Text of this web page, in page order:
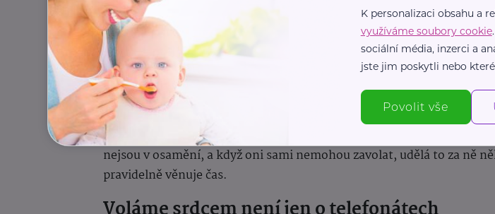
v dnešní uspěchané době je to pro ně velká pomoc a klid v duši,
mohou se spolehnout, že jejich blízcí mají pravidelný kontakt s
věnuje čas a pozornost.
Naši klienti často říkají, že se na hovory těší, protože jim dávají
připomínají, že na ně někdo myslí. Pro rodiny je to naopak úleva vědí,
nejsou v osamění, a když oni sami nemohou zavolat, udělá to za ně
pravidelně věnuje čas.
K personalizaci obsahu a
využíváme soubory cookie
sociální média, inzerci a
jste jim poskytli nebo
Povolit vše